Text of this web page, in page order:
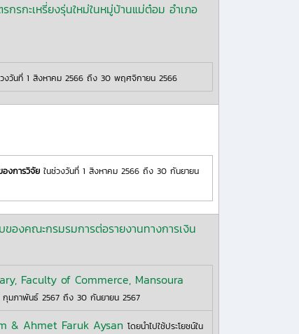
กะเหรี่ยงรุ่นใหม่ในหมู่บ้านแม่ต๋อม อำเภอ
งวันที่ 1 สิงหาคม 2566 ถึง 30 พฤศจิกายน 2566
งการวิจัยในช่วงวันที่ 1 สิงหาคม 2566 ถึง 30 กันยายน
องคณะกรมรมการต่อรายงานทางการเงิน
Faculty of Commerce, Mansoura
มภาพันธ์ 2567 ถึง 30 กันยายน 2567
& Ahmet Faruk Aysan โดยนำไปใช้ประโยชน์ใน